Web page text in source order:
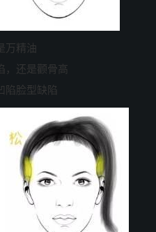
万精油
，还是颧骨高
陷脸型缺陷